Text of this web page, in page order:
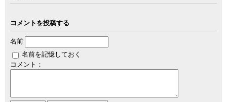
コメントを投稿する
名前
名前を記憶しておく
コメント：